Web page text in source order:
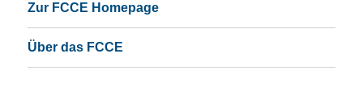
Zur FCCE Homepage
Über das FCCE